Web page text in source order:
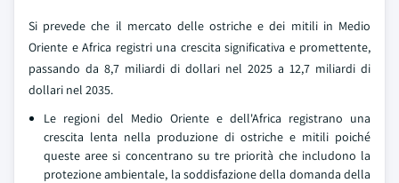
Si prevede che il mercato delle ostriche e dei mitili in Medio
Oriente e Africa registri una crescita significativa e promettente,
passando da 8,7 miliardi di dollari nel 2025 a 12,7 miliardi di
dollari nel 2035.
Le regioni del Medio Oriente e dell'Africa registrano una
crescita lenta nella produzione di ostriche e mitili poiché
queste aree si concentrano su tre priorità che includono la
protezione ambientale, la soddisfazione della domanda della